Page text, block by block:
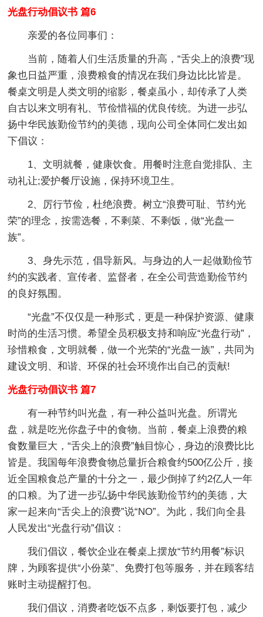
光盘行动倡议书 篇6
亲爱的各位同事们：
当前，随着人们生活质量的升高，“舌尖上的浪费”现
象也日益严重，浪费粮食的情况在我们身边比比皆是。
餐桌文明是人类文明的缩影，餐桌虽小，却传承了人类
自古以来文明有礼、节俭惜福的优良传统。为进一步弘
扬中华民族勤俭节约的美德，现向公司全体同仁发出如
下倡议：
1、文明就餐，健康饮食。用餐时注意自觉排队、主
动礼让;爱护餐厅设施，保持环境卫生。
2、厉行节俭，杜绝浪费。树立“浪费可耻、节约光
荣”的理念，按需选餐，不剩菜、不剩饭，做“光盘一
族”。
3、身先示范，倡导新风。与身边的人一起做勤俭节
约的实践者、宣传者、监督者，在全公司营造勤俭节约
的良好氛围。
“光盘”不仅仅是一种形式，更是一种保护资源、健康
时尚的生活习惯。希望全员积极支持和响应“光盘行动”，
珍惜粮食，文明就餐，做一个光荣的“光盘一族”，共同为
建设文明、和谐、环保的社会环境作出自己的贡献!
光盘行动倡议书 篇7
有一种节约叫光盘，有一种公益叫光盘。所谓光
盘，就是吃光你盘子中的食物。当前，餐桌上浪费的粮
食数量巨大，“舌尖上的浪费”触目惊心，身边的浪费比比
皆是。我国每年浪费食物总量折合粮食约500亿公斤，接
近全国粮食总产量的十分之一，最少倒掉了约2亿人一年
的口粮。为了进一步弘扬中华民族勤俭节约的美德，大
家一起来向“舌尖上的浪费”说“NO”。为此，我们向全县
人民发出“光盘行动”倡议：
我们倡议，餐饮企业在餐桌上摆放“节约用餐”标识
牌，为顾客提供“小份菜”、免费打包等服务，并在顾客结
账时主动提醒打包。
我们倡议，消费者吃饭不点多，剩饭要打包，减少